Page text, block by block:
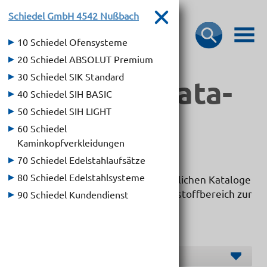
Bau­stoff­­ka­ta­
loge
Hier dürfen wir Ihnen die übersichtlichen Kataloge
unserer Markenlieferanten im Baustoffbereich zur
Schiedel GmbH 4542 Nußbach
10 Schiedel Ofensysteme
20 Schiedel ABSOLUT Premium
30 Schiedel SIK Standard
40 Schiedel SIH BASIC
50 Schiedel SIH LIGHT
60 Schiedel
Kaminkopfverkleidungen
70 Schiedel Edelstahlaufsätze
80 Schiedel Edelstahlsysteme
90 Schiedel Kundendienst